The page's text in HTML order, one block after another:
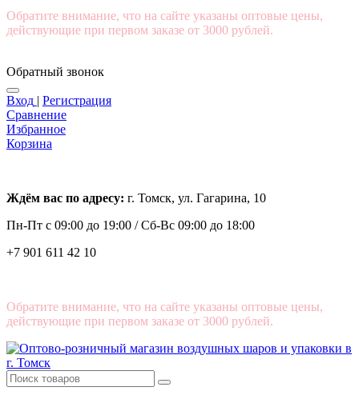
Обратите внимание, что на сайте указаны оптовые цены,
действующие при первом заказе от 3000 рублей.
Обратный звонок
Вход | Регистрация
Сравнение
Избранное
Корзина
Ждём вас по адресу: г. Томск, ул. Гагарина, 10
Пн-Пт с 09:00 до 19:00 /Сб-Вс 09:00 до 18:00
+7 901 611 42 10
Обратите внимание, что на сайте указаны оптовые цены,
действующие при первом заказе от 3000 рублей.